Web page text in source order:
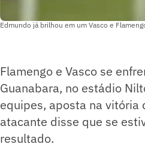
Edmundo já brilhou em um Vasco e
Flamengo e Vasco se
Guanabara, no estádio
equipes, aposta na vitória
atacante disse que se
resultado.